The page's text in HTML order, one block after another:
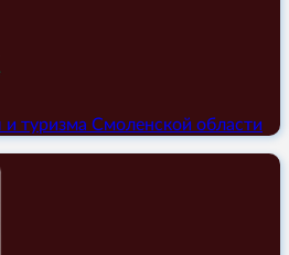
туризма Смоленской области